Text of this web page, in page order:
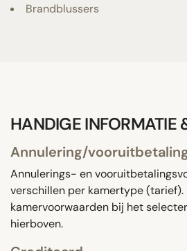
Brandblussers
HANDIGE INFORMATIE
Annulering/
Annulerings- en
verschillen per kamertype (tarief).
kamervoorwaarden bij het
hierboven.